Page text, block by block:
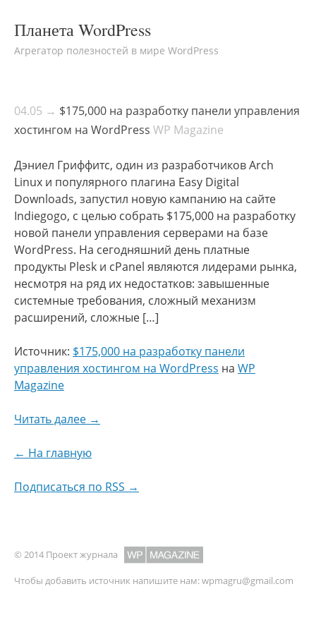
Планета WordPress
Агрегатор полезностей в мире WordPress
04.05 → $175,000 на разработку панели управления
хостингом на WordPress WP Magazine
Дэниел Гриффитс, один из разработчиков Arch
Linux и популярного плагина Easy Digital
Downloads, запустил новую кампанию на сайте
Indiegogo, с целью собрать $175,000 на разработку
новой панели управления серверами на базе
WordPress. На сегодняшний день платные
продукты Plesk и cPanel являются лидерами рынка,
несмотря на ряд их недостатков: завышенные
системные требования, сложный механизм
расширений, сложные […]
Источник: $175,000 на разработку панели
управления хостингом на WordPress на WP
Magazine
Читать далее →
← На главную
Подписаться по RSS →
© 2014 Проект журнала
Чтобы добавить источник напишите нам:wpmagru@gmail.com